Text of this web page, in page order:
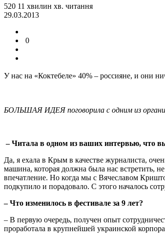
520 11 хвилин хв. читання
29.03.2013
0
У нас на «Коктебеле» 40% – россияне, и они
БОЛЬШАЯ ИДЕЯ поговорила с одним из
– Читала в одном из ваших интервью, что
Да, я ехала в Крым в качестве журналиста,
машина, которая должна была нас встретить,
впечатление. Но когда мы с Вячеславом
подкупило и порадовало. С этого началось
– Что изменилось в фестивале за 9 лет?
– В первую очередь, получен опыт
проработала в крупнейшей украинской